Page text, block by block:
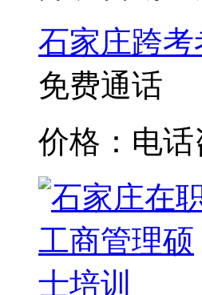
石家庄跨
免费通话
价格：电话